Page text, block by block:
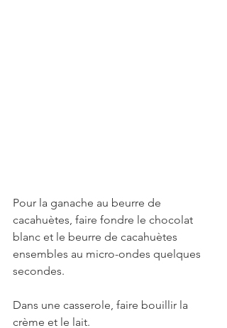
Pour la ganache au beurre de
cacahuètes, faire fondre le chocolat
blanc et le beurre de cacahuètes
ensembles au micro-ondes quelques
secondes.
Dans une casserole, faire bouillir la
crème et le lait.